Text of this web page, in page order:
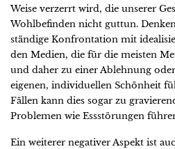
Weise verzerrt wird, die unserer
Wohlbefinden nicht guttun.
ständige Konfrontation mit
den Medien, die für die meisten
und daher zu einer Ablehnung
eigenen, individuellen Schönheit
Fällen kann dies sogar zu
Problemen wie Essstörungen
Ein weiterer negativer Aspekt ist